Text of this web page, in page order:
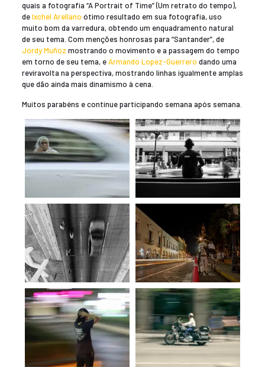
quais a fotografia “A Portrait of Time” (Um retrato do tempo),
deIxchel Arellano ótimo resultado em sua fotografia, uso
muito bom da varredura, obtendo um enquadramento natural
de seu tema. Com menções honrosas para “Santander”, de
Jordy Muñoz mostrando o movimento e a passagem do tempo
em torno de seu tema, eArmando Lopez-Guerrero dando uma
reviravolta na perspectiva, mostrando linhas igualmente amplas
que dão ainda mais dinamismo à cena.
Muitos parabéns e continue participando semana após semana.